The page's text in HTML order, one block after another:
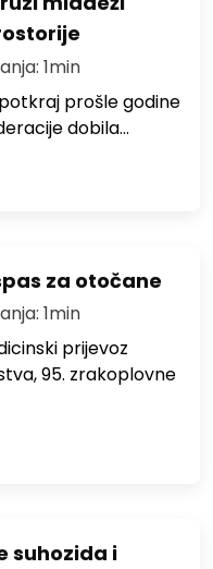
1min
prošle godine
dobila…
za otočane
1min
prijevoz
95. zrakoplovne
suhozida i